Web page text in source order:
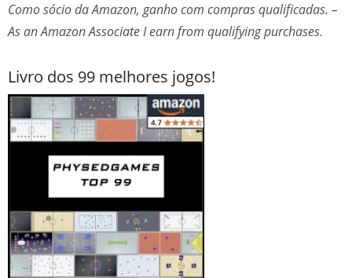
Como sócio da Amazon, ganho com compras qualificadas. –
As an Amazon Associate I earn from qualifying purchases.
Livro dos 99 melhores jogos!